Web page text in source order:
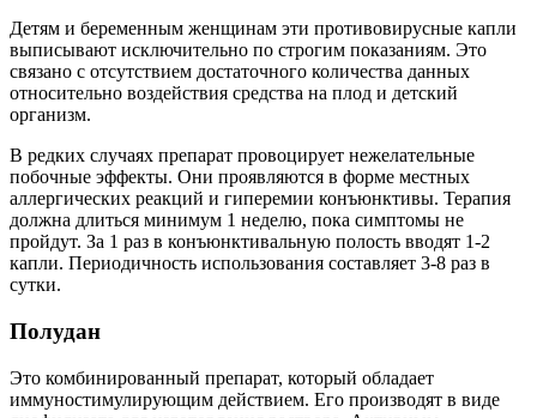
Детям и беременным женщинам эти противовирусные капли
выписывают исключительно по строгим показаниям. Это
связано с отсутствием достаточного количества данных
относительно воздействия средства на плод и детский
организм.
В редких случаях препарат провоцирует нежелательные
побочные эффекты. Они проявляются в форме местных
аллергических реакций и гиперемии конъюнктивы. Терапия
должна длиться минимум 1 неделю, пока симптомы не
пройдут. За 1 раз в конъюнктивальную полость вводят 1-2
капли. Периодичность использования составляет 3-8 раз в
сутки.
Полудан
Это комбинированный препарат, который обладает
иммуностимулирующим действием. Его производят в виде